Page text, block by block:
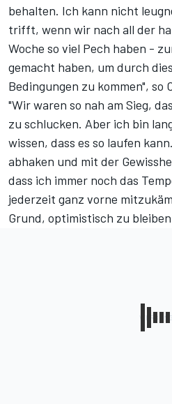
behalten. Ich kann nicht
trifft, wenn wir nach all der
Woche so viel Pech haben -
gemacht haben, um durch
Bedingungen zu kommen", so
"Wir waren so nah am Sieg,
zu schlucken. Aber ich bin
wissen, dass es so laufen
abhaken und mit der
dass ich immer noch das
jederzeit ganz vorne
Grund, optimistisch zu